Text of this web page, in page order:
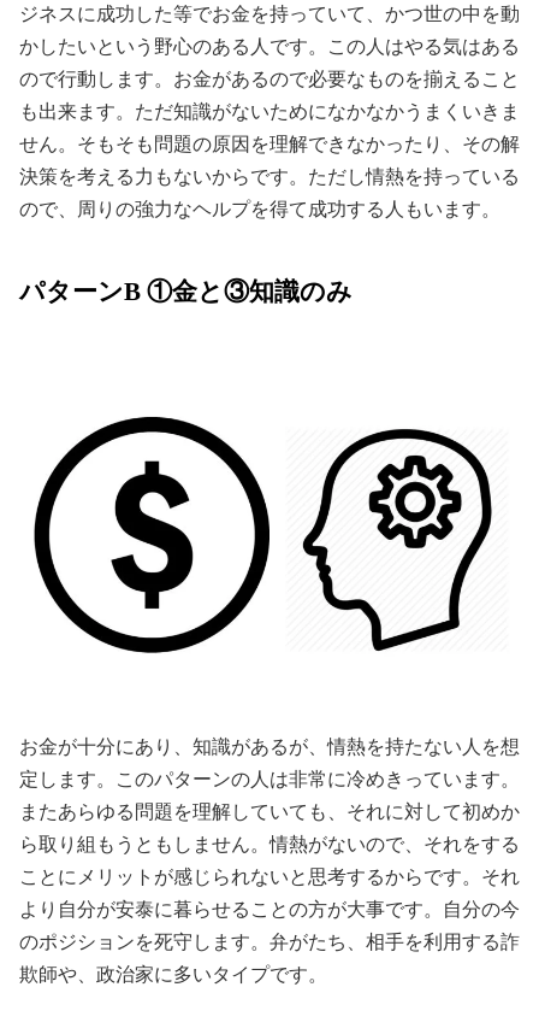
ジネスに成功した等でお金を持っていて、かつ世の中を動
かしたいという野心のある人です。この人はやる気はある
ので行動します。お金があるので必要なものを揃えること
も出来ます。ただ知識がないためになかなかうまくいきま
せん。そもそも問題の原因を理解できなかったり、その解
決策を考える力もないからです。ただし情熱を持っている
ので、周りの強力なヘルプを得て成功する人もいます。
パターンB ①金と③知識のみ
お金が十分にあり、知識があるが、情熱を持たない人を想
定します。このパターンの人は非常に冷めきっています。
またあらゆる問題を理解していても、それに対して初めか
ら取り組もうともしません。情熱がないので、それをする
ことにメリットが感じられないと思考するからです。それ
より自分が安泰に暮らせることの方が大事です。自分の今
のポジションを死守します。弁がたち、相手を利用する詐
欺師や、政治家に多いタイプです。